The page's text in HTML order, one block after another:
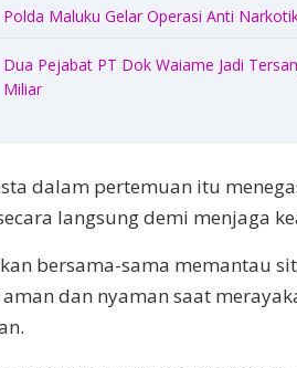
Polda Maluku Gelar Operasi Anti
Dua Pejabat PT Dok Waiame Jadi
Miliar
dalam pertemuan itu
langsung demi menjaga
bersama-sama memantau
dan nyaman saat